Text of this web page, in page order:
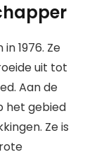
1976. Ze
uit tot
Aan de
het gebied
Ze is